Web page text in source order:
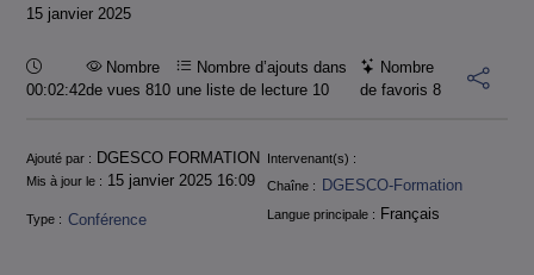
15 janvier 2025
Durée :
00:02:42
Nombre
de vues 810
Nombre d’ajouts dans
une liste de lecture 10
Nombre
de favoris 8
Informations
Ajouté par : DGESCO FORMATION Intervenant(s) :
Mis à jour le : 15 janvier 2025 16:09 Chaîne : DGESCO-Formation
Type : Conférence Langue principale : Français